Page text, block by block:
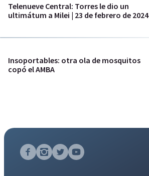
Telenueve Central: Torres le dio un
ultimátum a Milei | 23 de febrero de 2024
Insoportables: otra ola de mosquitos
copó el AMBA